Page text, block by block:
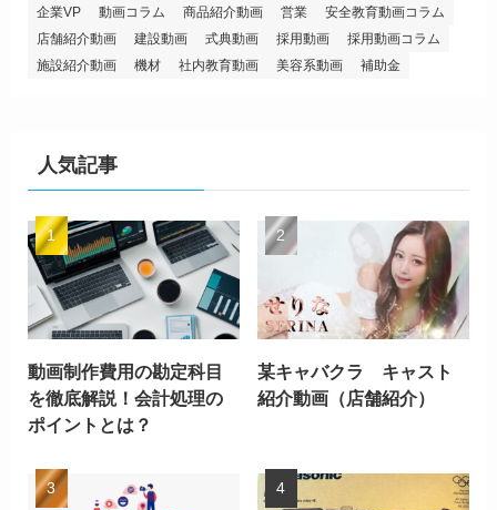
企業VP
動画コラム 商品紹介動画 営業
安全教育動画コラム
店舗紹介動画
建設動画 式典動画 採用動画
採用動画コラム
施設紹介動画
機材 社内教育動画 美容系動画 補助金
人気記事
動画制作費用の勘定科目
を徹底解説！会計処理の
ポイントとは？
某キャバクラ キャスト
紹介動画（店舗紹介）